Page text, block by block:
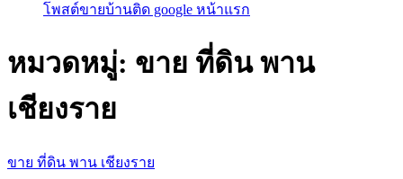
โพสต์ขายบ้านติด google หน้าแรก
หมวดหมู่: ขาย ที่ดิน พาน
เชียงราย
ขาย ที่ดิน พาน เชียงราย